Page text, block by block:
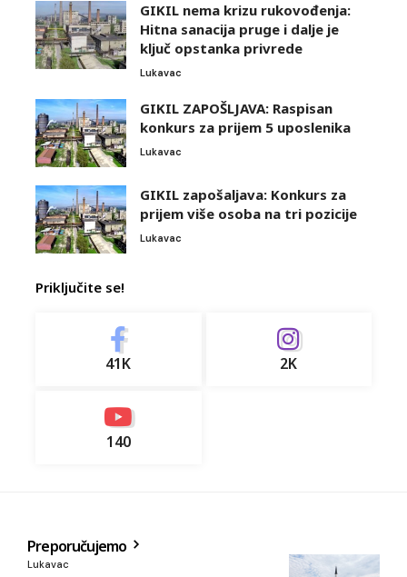
GIKIL nema krizu rukovođenja:
Hitna sanacija pruge i dalje je
ključ opstanka privrede
Lukavac
GIKIL ZAPOŠLJAVA: Raspisan
konkurs za prijem 5 uposlenika
Lukavac
GIKIL zapošaljava: Konkurs za
prijem više osoba na tri pozicije
Lukavac
Priključite se!
41K 2K
140
Preporučujemo
Lukavac